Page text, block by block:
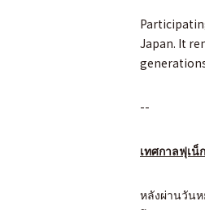
Japan. It
--
เทศกาลฟุเ
หลังผ่านวัน